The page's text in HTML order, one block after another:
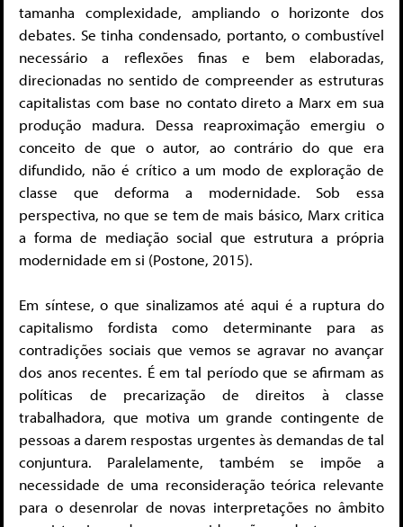
tamanha complexidade, ampliando o horizonte dos
debates. Se tinha condensado, portanto, o combustível
necessário a reflexões finas e bem elaboradas,
direcionadas no sentido de compreender as estruturas
capitalistas com base no contato direto a Marx em sua
produção madura. Dessa reaproximação emergiu o
conceito de que o autor, ao contrário do que era
difundido, não é crítico a um modo de exploração de
classe que deforma a modernidade. Sob essa
perspectiva, no que se tem de mais básico, Marx critica
a forma de mediação social que estrutura a própria
modernidade em si (Postone, 2015).
Em síntese, o que sinalizamos até aqui é a ruptura do
capitalismo fordista como determinante para as
contradições sociais que vemos se agravar no avançar
dos anos recentes. É em tal período que se afirmam as
políticas de precarização de direitos à classe
trabalhadora, que motiva um grande contingente de
pessoas a darem respostas urgentes às demandas de tal
conjuntura. Paralelamente, também se impõe a
necessidade de uma reconsideração teórica relevante
para o desenrolar de novas interpretações no âmbito